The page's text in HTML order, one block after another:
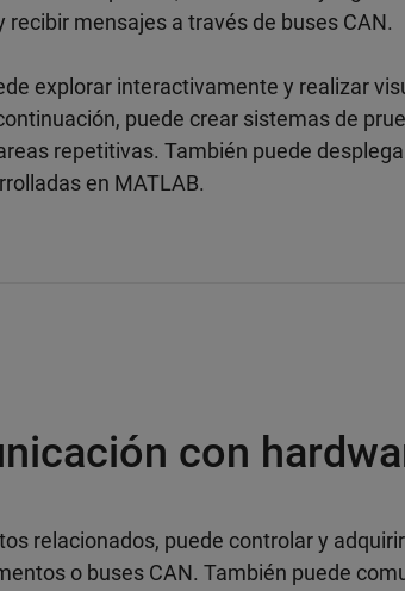
mensajes a través de buses CAN.
explorar interactivamente y realizar
puede crear sistemas de
repetitivas. También puede
en MATLAB.
con
relacionados, puede controlar y
o buses CAN. También puede